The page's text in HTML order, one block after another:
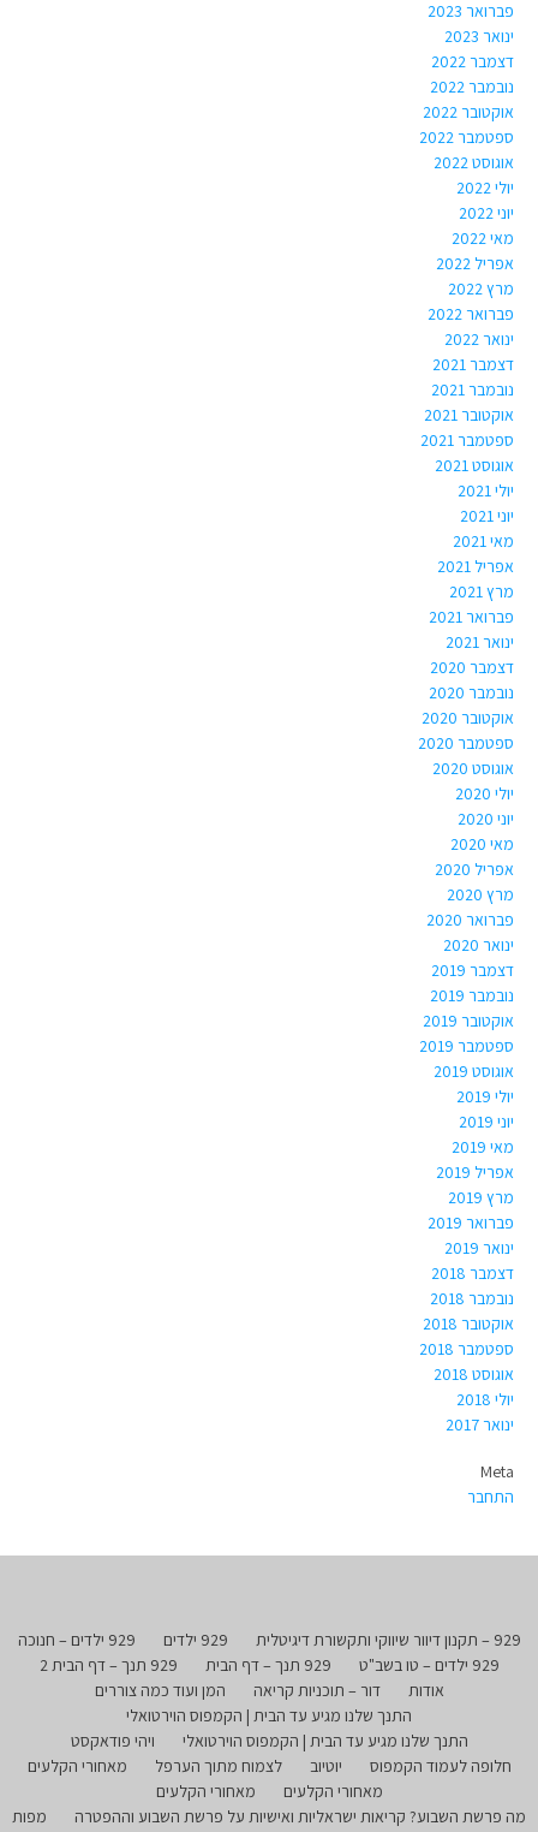
פברואר 2023
ינואר 2023
דצמבר 2022
נובמבר 2022
אוקטובר 2022
ספטמבר 2022
אוגוסט 2022
יולי 2022
יוני 2022
מאי 2022
אפריל 2022
מרץ 2022
פברואר 2022
ינואר 2022
דצמבר 2021
נובמבר 2021
אוקטובר 2021
ספטמבר 2021
אוגוסט 2021
יולי 2021
יוני 2021
מאי 2021
אפריל 2021
מרץ 2021
פברואר 2021
ינואר 2021
דצמבר 2020
נובמבר 2020
אוקטובר 2020
ספטמבר 2020
אוגוסט 2020
יולי 2020
יוני 2020
מאי 2020
אפריל 2020
מרץ 2020
פברואר 2020
ינואר 2020
דצמבר 2019
נובמבר 2019
אוקטובר 2019
ספטמבר 2019
אוגוסט 2019
יולי 2019
יוני 2019
מאי 2019
אפריל 2019
מרץ 2019
פברואר 2019
ינואר 2019
דצמבר 2018
נובמבר 2018
אוקטובר 2018
ספטמבר 2018
אוגוסט 2018
יולי 2018
ינואר 2017
Meta
התחבר
929 – תקנון דיוור שיווקי ותקשורת דיגיטלית 929 ילדים
929 ילדים – חנוכה
929 ילדים – טו בשב"ט
929 תנך – דף הבית
929 תנך – דף הבית 2
אודות
דור – תוכניות קריאה
המן ועוד כמה צוררים
התנך שלנו מגיע עד הבית | הקמפוס הוירטואלי
התנך שלנו מגיע עד הבית | הקמפוס הוירטואלי
ויהי פודאקסט
חלופה לעמוד הקמפוס
יוטיוב לצמוח מתוך הערפל
מאחורי הקלעים
מאחורי הקלעים
מאחורי הקלעים
מה פרשת השבוע? קריאות ישראליות ואישיות על פרשת השבוע וההפטרה
מפות